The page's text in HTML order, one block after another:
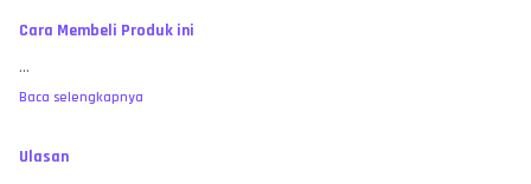
Cara Membeli Produk ini
...
Baca selengkapnya
Ulasan